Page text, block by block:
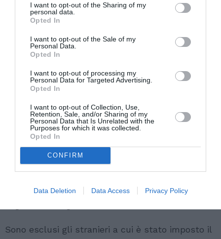
I want to opt-out of the Sharing of my
personal data.
Opted In
I want to opt-out of the Sale of my
Personal Data.
Opted In
I want to opt-out of processing my
Personal Data for Targeted Advertising.
Opted In
I want to opt-out of Collection, Use,
Retention, Sale, and/or Sharing of my
Personal Data that Is Unrelated with the
Purposes for which it was collected.
Opted In
CONFIRM
Data Deletion Data Access Privacy Policy
1 giugno al 15 luglio. Nel caso sia il datore di
un contributo forfettario di 400 euro per ciascun
lavoratore. Se invece è lo straniero a presentare
la domanda dovrà versare 160 euro.
Cause di esclusione
Saranno rigettate le domande dei datori di lavoro
condannati in passato per favoreggiamento
dell’immigrazione clandestina o riduzione in
schiavitù, intermediazione illecita e sfruttamento
del lavoro o se i lavoratori non saranno assunti in
Sono esclusi gli stranieri a cui è stato imposto il